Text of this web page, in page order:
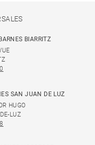
BIARRITZ
SAN JUAN DE LUZ
HUGO
LUZ